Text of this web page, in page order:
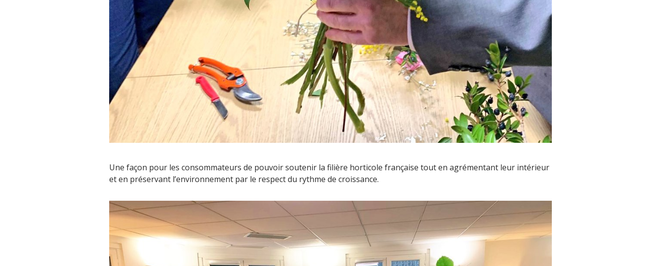
Une façon pour les consommateurs de pouvoir soutenir la filière horticole française tout en agrémentant leur intérieur
et en préservant l’environnement par le respect du rythme de croissance.